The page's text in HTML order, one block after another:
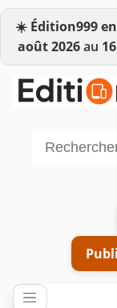
☀️ Édition999
août 2026au